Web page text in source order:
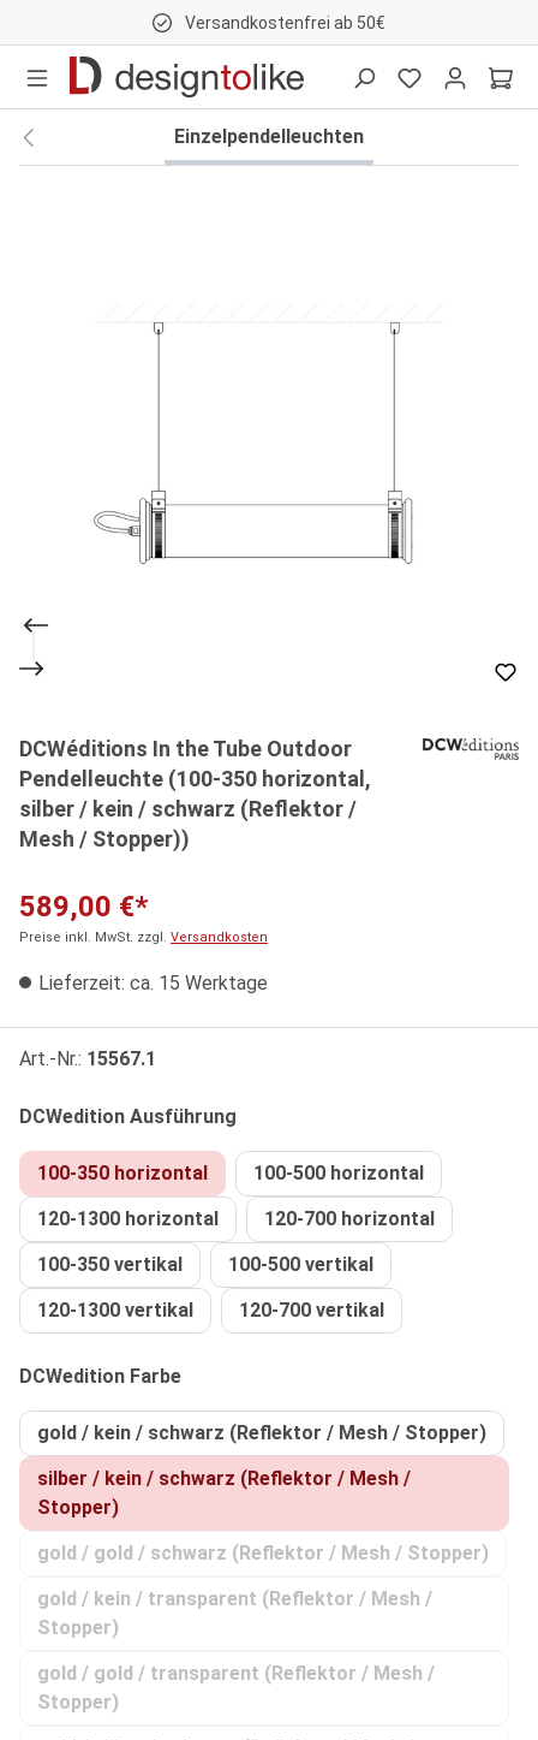
Versandkostenfrei ab 50€
Einzelpendelleuchten
DCWéditions In the Tube Outdoor
Pendelleuchte (100-350 horizontal,
silber / kein / schwarz (Reflektor /
Mesh / Stopper))
589,00 €*
Preise inkl. MwSt. zzgl. Versandkosten
Lieferzeit: ca. 15 Werktage
Art.-Nr.: 15567.1
DCWedition Ausführung
100-350 horizontal
100-500 horizontal
120-1300 horizontal
120-700 horizontal
100-350 vertikal
100-500 vertikal
120-1300 vertikal
120-700 vertikal
DCWedition Farbeauswählen
gold / kein / schwarz (Reflektor / Mesh / Stopper)
silber / kein / schwarz (Reflektor / Mesh /
Stopper)
gold / gold / schwarz (Reflektor / Mesh / Stopper)
(Diese Option ist zurzeit nicht
gold / kein / transparent (Reflektor / Mesh /
Stopper)
gold / gold / transparent (Reflektor / Mesh /
Stopper)